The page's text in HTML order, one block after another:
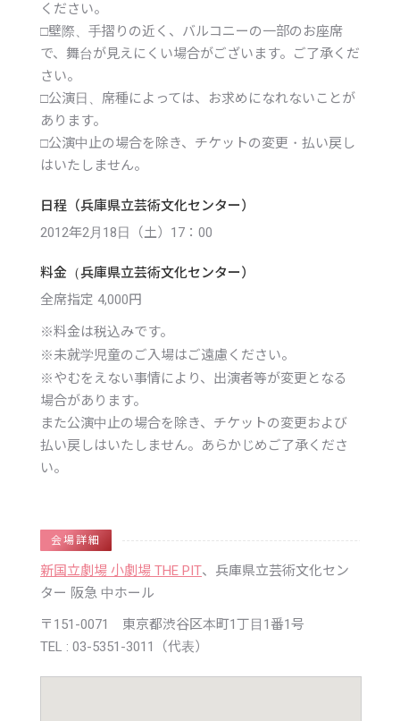
ください。
□壁際、手摺りの近く、バルコニーの一部のお座席
で、舞台が見えにくい場合がございます。ご了承くだ
さい。
□公演日、席種によっては、お求めになれないことが
あります。
□公演中止の場合を除き、チケットの変更・払い戻し
はいたしません。
日程（兵庫県立芸術文化センター）
2012年2月18日（土）17：00
料金（兵庫県立芸術文化センター）
全席指定 4,000円
※料金は税込みです。
※未就学児童のご入場はご遠慮ください。
※やむをえない事情により、出演者等が変更となる
場合があります。
また公演中止の場合を除き、チケットの変更および
払い戻しはいたしません。あらかじめご了承くださ
い。
会場詳細
新国立劇場 小劇場 THE PIT、兵庫県立芸術文化セン
ター 阪急 中ホール
〒151-0071 東京都渋谷区本町1丁目1番1号
TEL : 03-5351-3011（代表）